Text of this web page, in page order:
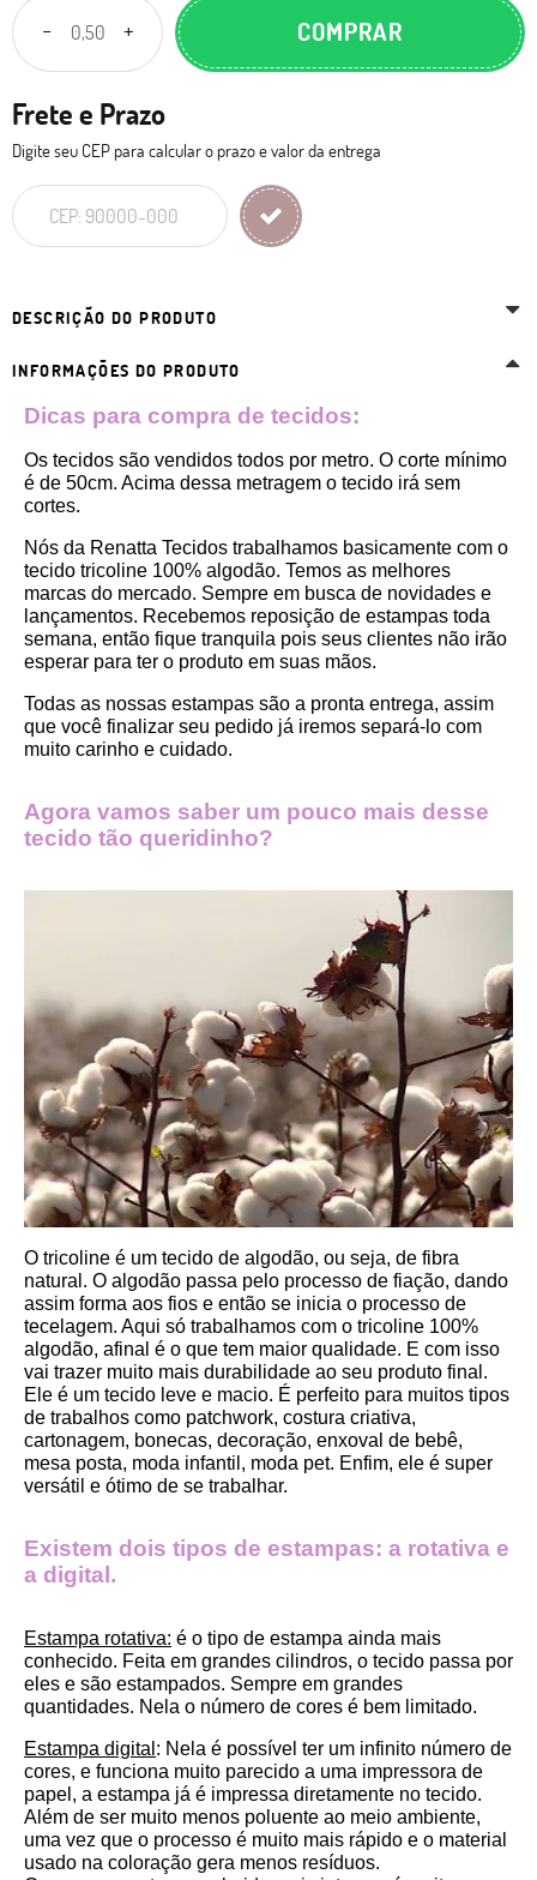
COMPRAR
Frete e Prazo
Digite seu CEP para calcular o prazo e valor da entrega
DESCRIÇÃO DO PRODUTO
INFORMAÇÕES DO PRODUTO
Dicas para compra de tecidos:
Os tecidos são vendidos todos por metro. O corte mínimo
é de 50cm. Acima dessa metragem o tecido irá sem
cortes.
Nós da Renatta Tecidos trabalhamos basicamente com o
tecido tricoline 100% algodão. Temos as melhores
marcas do mercado. Sempre em busca de novidades e
lançamentos. Recebemos reposição de estampas toda
semana, então fique tranquila pois seus clientes não irão
esperar para ter o produto em suas mãos.
Todas as nossas estampas são a pronta entrega, assim
que você finalizar seu pedido já iremos separá-lo com
muito carinho e cuidado.
Agora vamos saber um pouco mais desse
tecido tão queridinho?
O tricoline é um tecido de algodão, ou seja, de fibra
natural. O algodão passa pelo processo de fiação, dando
assim forma aos fios e então se inicia o processo de
tecelagem. Aqui só trabalhamos com o tricoline 100%
algodão, afinal é o que tem maior qualidade. E com isso
vai trazer muito mais durabilidade ao seu produto final.
Ele é um tecido leve e macio. É perfeito para muitos tipos
de trabalhos como patchwork, costura criativa,
cartonagem, bonecas, decoração, enxoval de bebê,
mesa posta, moda infantil, moda pet. Enfim, ele é super
versátil e ótimo de se trabalhar.
Existem dois tipos de estampas: a rotativa e
a digital.
Estampa rotativa: é o tipo de estampa ainda mais
conhecido. Feita em grandes cilindros, o tecido passa por
eles e são estampados. Sempre em grandes
quantidades. Nela o número de cores é bem limitado.
Estampa digital : Nela é possível ter um infinito número de
cores, e funciona muito parecido a uma impressora de
papel, a estampa já é impressa diretamente no tecido.
Além de ser muito menos poluente ao meio ambiente,
uma vez que o processo é muito mais rápido e o material
usado na coloração gera menos resíduos.